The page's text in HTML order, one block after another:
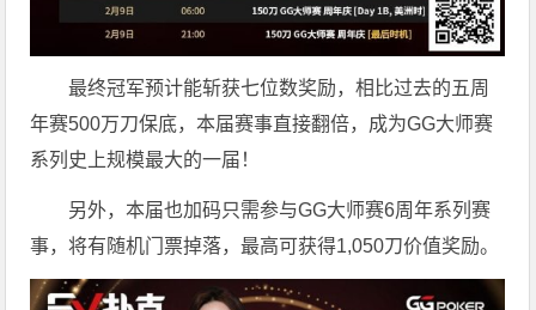
最终冠军预计能斩获七位数奖励，相比过去的五周
年赛500万刀保底，本届赛事直接翻倍，成为GG大师赛
系列史上规模最大的一届！
另外，本届也加码只需参与GG大师赛6周年系列赛
事，将有随机门票掉落，最高可获得1,050刀价值奖励。